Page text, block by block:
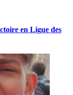
en Ligue des